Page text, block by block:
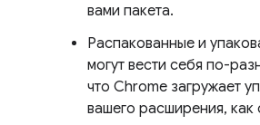
вами пакета.
Распакованные и
могут вести себя по-
что Chrome загружает
вашего расширения,